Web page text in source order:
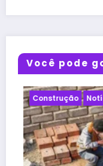
Você pode